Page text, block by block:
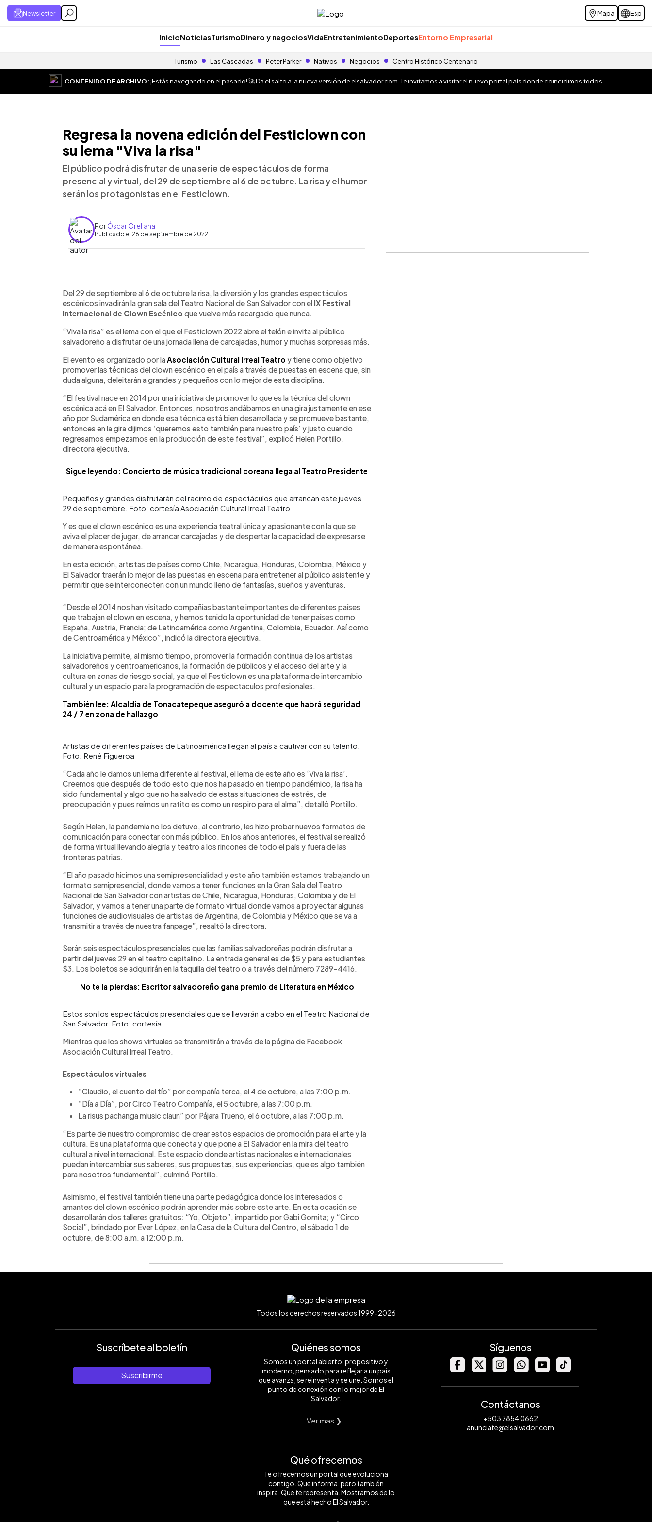
Newsletter Mapa Esp
InicioNoticiasTurismoDinero y negociosVidaEntretenimientoDeportesEntorno Empresarial
Turismo Las Cascadas Peter Parker Nativos Negocios Centro Histórico Centenario
CONTENIDO DE ARCHIVO:¡Estás navegando en el pasado! 🚀 Da el salto a la nueva versión deelsalvador.com . Te invitamos a visitar el nuevo portal país donde coincidimos todos.
Regresa la novena edición del Festiclown con
su lema "Viva la risa"
El público podrá disfrutar de una serie de espectáculos de forma
presencial y virtual, del 29 de septiembre al 6 de octubre. La risa y el humor
serán los protagonistas en el Festiclown.
PorÓscar Orellana
Publicado el 26 de septiembre de 2022
Escuchar artículo
Del 29 de septiembre al 6 de octubre la risa, la diversión y los grandes espectáculos
escénicos invadirán la gran sala del Teatro Nacional de San Salvador con el IX Festival
Internacional de Clown Escénico que vuelve más recargado que nunca.
“Viva la risa” es el lema con el que el Festiclown 2022 abre el telón e invita al público
salvadoreño a disfrutar de una jornada llena de carcajadas, humor y muchas sorpresas más.
El evento es organizado por laAsociación Cultural Irreal Teatro y tiene como objetivo
promover las técnicas del clown escénico en el país a través de puestas en escena que, sin
duda alguna, deleitarán a grandes y pequeños con lo mejor de esta disciplina.
“El festival nace en 2014 por una iniciativa de promover lo que es la técnica del clown
escénica acá en El Salvador. Entonces, nosotros andábamos en una gira justamente en ese
año por Sudamérica en donde esa técnica está bien desarrollada y se promueve bastante,
entonces en la gira dijimos ‘queremos esto también para nuestro país’ y justo cuando
regresamos empezamos en la producción de este festival”, explicó Helen Portillo,
directora ejecutiva.
Sigue leyendo: Concierto de música tradicional coreana llega al Teatro Presidente
Pequeños y grandes disfrutarán del racimo de espectáculos que arrancan este jueves
29 de septiembre. Foto: cortesía Asociación Cultural Irreal Teatro
Y es que el clown escénico es una experiencia teatral única y apasionante con la que se
aviva el placer de jugar, de arrancar carcajadas y de despertar la capacidad de expresarse
de manera espontánea.
En esta edición, artistas de países como Chile, Nicaragua, Honduras, Colombia, México y
El Salvador traerán lo mejor de las puestas en escena para entretener al público asistente y
permitir que se interconecten con un mundo lleno de fantasías, sueños y aventuras.
“Desde el 2014 nos han visitado compañías bastante importantes de diferentes países
que trabajan el clown en escena, y hemos tenido la oportunidad de tener países como
España, Austria, Francia; de Latinoamérica como Argentina, Colombia, Ecuador. Así como
de Centroamérica y México”, indicó la directora ejecutiva.
La iniciativa permite, al mismo tiempo, promover la formación continua de los artistas
salvadoreños y centroamericanos, la formación de públicos y el acceso del arte y la
cultura en zonas de riesgo social, ya que el Festiclown es una plataforma de intercambio
cultural y un espacio para la programación de espectáculos profesionales.
También lee: Alcaldía de Tonacatepeque aseguró a docente que habrá seguridad
24 / 7 en zona de hallazgo
Artistas de diferentes países de Latinoamérica llegan al país a cautivar con su talento.
Foto: René Figueroa
“Cada año le damos un lema diferente al festival, el lema de este año es ‘Viva la risa’.
Creemos que después de todo esto que nos ha pasado en tiempo pandémico, la risa ha
sido fundamental y algo que no ha salvado de estas situaciones de estrés, de
preocupación y pues reírnos un ratito es como un respiro para el alma”, detalló Portillo.
Según Helen, la pandemia no los detuvo, al contrario, les hizo probar nuevos formatos de
comunicación para conectar con más público. En los años anteriores, el festival se realizó
de forma virtual llevando alegría y teatro a los rincones de todo el país y fuera de las
fronteras patrias.
“El año pasado hicimos una semipresencialidad y este año también estamos trabajando un
formato semipresencial, donde vamos a tener funciones en la Gran Sala del Teatro
Nacional de San Salvador con artistas de Chile, Nicaragua, Honduras, Colombia y de El
Salvador, y vamos a tener una parte de formato virtual donde vamos a proyectar algunas
funciones de audiovisuales de artistas de Argentina, de Colombia y México que se va a
transmitir a través de nuestra fanpage”, resaltó la directora.
Serán seis espectáculos presenciales que las familias salvadoreñas podrán disfrutar a
partir del jueves 29 en el teatro capitalino. La entrada general es de $5 y para estudiantes
$3. Los boletos se adquirirán en la taquilla del teatro o a través del número 7289-4416.
No te la pierdas: Escritor salvadoreño gana premio de Literatura en México
Estos son los espectáculos presenciales que se llevarán a cabo en el Teatro Nacional de
San Salvador. Foto: cortesía
Mientras que los shows virtuales se transmitirán a través de la página de Facebook
Asociación Cultural Irreal Teatro.
Espectáculos virtuales
“Claudio, el cuento del tío” por compañía terca, el 4 de octubre, a las 7:00 p.m.
“Día a Día”, por Circo Teatro Compañía, el 5 octubre, a las 7:00 p.m.
La risus pachanga miusic claun” por Pájara Trueno, el 6 octubre, a las 7:00 p.m.
“Es parte de nuestro compromiso de crear estos espacios de promoción para el arte y la
cultura. Es una plataforma que conecta y que pone a El Salvador en la mira del teatro
cultural a nivel internacional. Este espacio donde artistas nacionales e internacionales
puedan intercambiar sus saberes, sus propuestas, sus experiencias, que es algo también
para nosotros fundamental”, culminó Portillo.
Asimismo, el festival también tiene una parte pedagógica donde los interesados o
amantes del clown escénico podrán aprender más sobre este arte. En esta ocasión se
desarrollarán dos talleres gratuitos: “Yo, Objeto”, impartido por Gabi Gomita; y “Circo
Social”, brindado por Ever López, en la Casa de la Cultura del Centro, el sábado 1 de
octubre, de 8:00 a.m. a 12:00 p.m.
Todos los derechos reservados 1999-2026
Suscríbete al boletín
Suscribirme
Quiénes somos
Somos un portal abierto, propositivo y
moderno, pensado para reflejar a un país
que avanza, se reinventa y se une. Somos el
punto de conexión con lo mejor de El
Salvador.
Ver mas ❯
Qué ofrecemos
Te ofrecemos un portal que evoluciona
contigo. Que informa, pero también
inspira. Que te representa. Mostramos de lo
que está hecho El Salvador.
Síguenos
Contáctanos
+503 7854 0662
anunciate@elsalvador.com